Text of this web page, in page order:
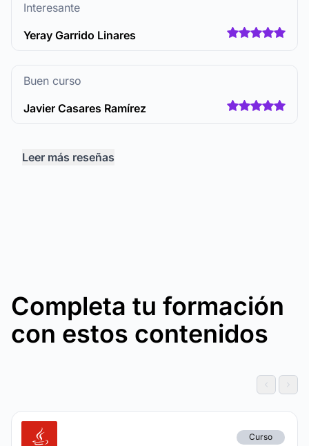
Interesante
Yeray Garrido Linares
Buen curso
Javier Casares Ramírez
Leer más reseñas
Completa tu formación
con estos contenidos
Curso